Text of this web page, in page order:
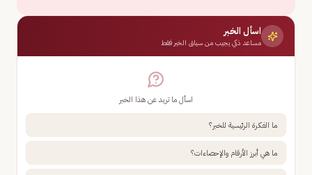
اسأل الخبر
مساعد ذكي يجيب من سياق الخبر فقط
اسأل ما تريد عن هذا الخبر
ما الفكرة الرئيسية للخبر؟
ما هي أبرز الأرقام والإحصاءات؟